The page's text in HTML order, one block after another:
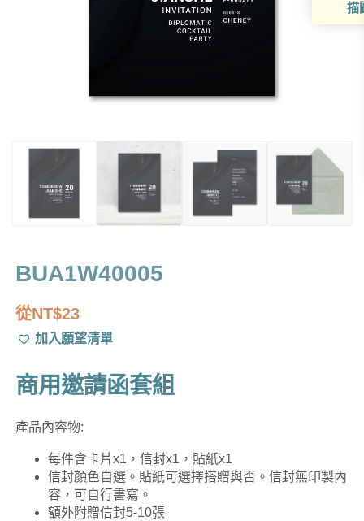
描
BUA1W40005
從NT$23
加入願望清單
商用邀請函套組
產品內容物:
每件含卡片x1，信封x1，貼紙x1
信封顏色自選。貼紙可選擇搭贈與否。信封無印製內
容，可自行書寫。
額外附贈信封5-10張